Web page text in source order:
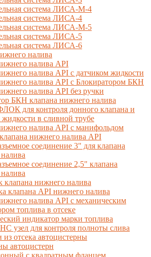
система ЛИСА-М-4
система ЛИСА-4
система ЛИСА-М-5
система ЛИСА-5
система ЛИСА-6
налива
налива API
налива API с датчиком жидкости
налива API с Блокиратором БКН
налива API без ручки
БКН клапана нижнего налива
для контроля донного клапана и
жидкости в сливной трубе
налива API с манифольдом
нижнего налива API
соединение 3" для клапана
соединение 2,5" клапана
клапана нижнего налива
клапана API нижнего налива
налива API с механическим
топлива в отсеке
индикатор марки топлива
узел для контроля полноты слива
из отсека автоцистерны
автоцистерн
с квадратным фланцем